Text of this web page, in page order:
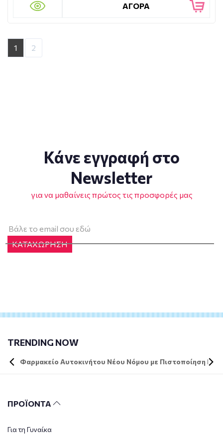
ΑΓΟΡΑ
1 2
Κάνε εγγραφή στο
Newsletter
για να μαθαίνεις πρώτος τις προσφορές μας
ΚΑΤΑΧΩΡΗΣΗ
TRENDING NOW
Φαρμακείο Αυτοκινήτου Νέου Νόμου με Πιστοποίηση DIN
ΠΡΟΪΟΝΤΑ
Για τη Γυναίκα